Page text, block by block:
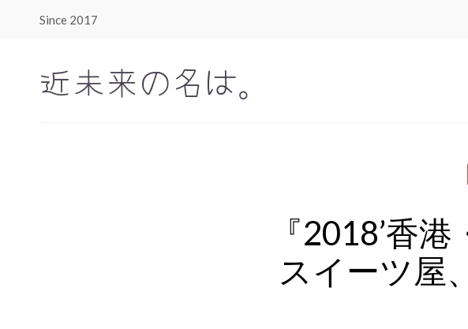
近未来の名は。
Since 2017
『2018’香
スイーツ屋